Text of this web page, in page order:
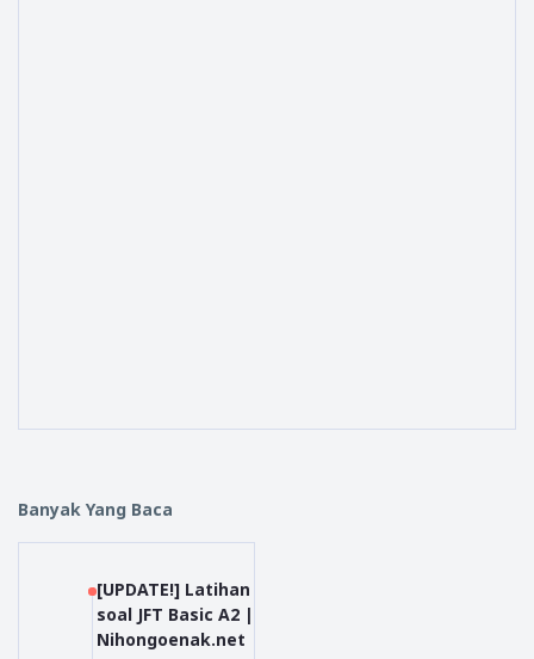
Banyak Yang Baca
[UPDATE!] Latihan
soal JFT Basic A2 |
Nihongoenak.net